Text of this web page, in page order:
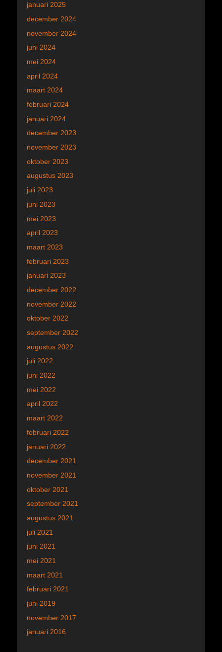
januari 2025
december 2024
november 2024
juni 2024
mei 2024
april 2024
maart 2024
februari 2024
januari 2024
december 2023
november 2023
oktober 2023
augustus 2023
juli 2023
juni 2023
mei 2023
april 2023
maart 2023
februari 2023
januari 2023
december 2022
november 2022
oktober 2022
september 2022
augustus 2022
juli 2022
juni 2022
mei 2022
april 2022
maart 2022
februari 2022
januari 2022
december 2021
november 2021
oktober 2021
september 2021
augustus 2021
juli 2021
juni 2021
mei 2021
maart 2021
februari 2021
juni 2019
november 2017
januari 2016